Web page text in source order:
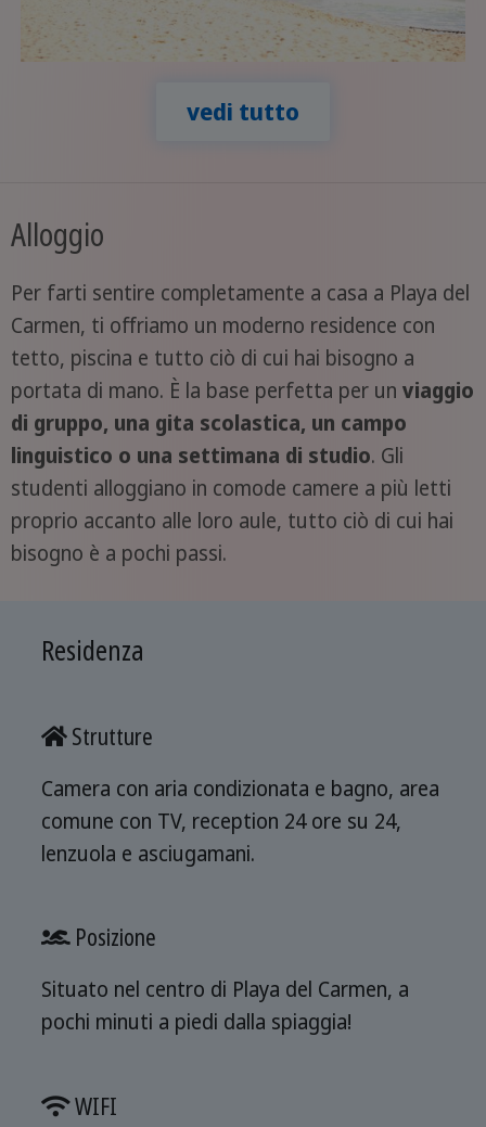
vedi tutto
Alloggio
Per farti sentire completamente a casa a Playa del
Carmen, ti offriamo un moderno residence con
tetto, piscina e tutto ciò di cui hai bisogno a
portata di mano. È la base perfetta per un viaggio
di gruppo, una gita scolastica, un campo
linguistico o una settimana di studio. Gli
studenti alloggiano in comode camere a più letti
proprio accanto alle loro aule, tutto ciò di cui hai
bisogno è a pochi passi.
Residenza
Strutture
Camera con aria condizionata e bagno, area
comune con TV, reception 24 ore su 24,
lenzuola e asciugamani.
Posizione
Situato nel centro di Playa del Carmen, a
pochi minuti a piedi dalla spiaggia!
WIFI